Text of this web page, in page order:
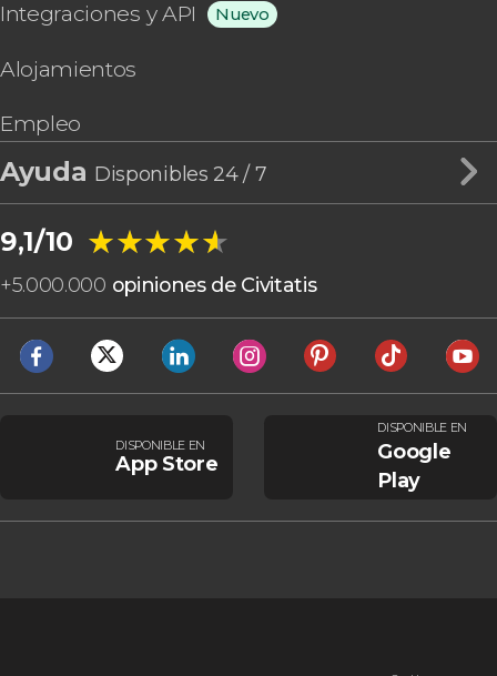
Integraciones y API Nuevo
Alojamientos
Empleo
Ayuda Disponibles 24 / 7
9,1/10 ★★★★★
★★★★★
+5.000.000 opiniones de Civitatis
DISPONIBLE EN
App Store
DISPONIBLE EN
Google
Play